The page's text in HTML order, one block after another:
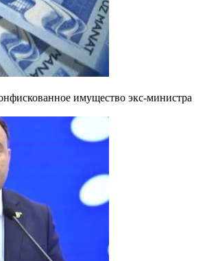
имущество экс-министра